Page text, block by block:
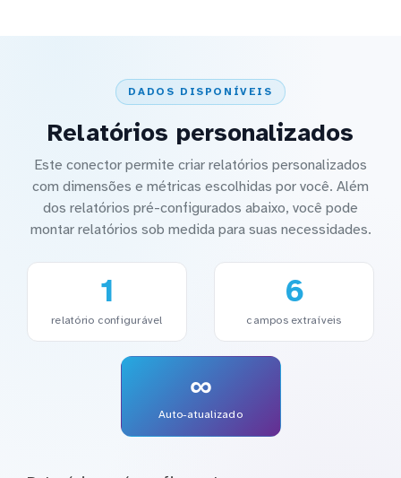
DADOS DISPONÍVEIS
Relatórios personalizados
Este conector permite criar relatórios personalizados
com dimensões e métricas escolhidas por você. Além
dos relatórios pré-configurados abaixo, você pode
montar relatórios sob medida para suas necessidades.
1
relatório configurável
6
campos extraíveis
∞
Auto-atualizado